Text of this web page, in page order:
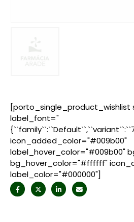
[porto_single_product_wishlist
label_font="
icon_added_color="#009b00"
label_hover_color="#009b00"
bg_hover_color="#ffffff"
label_color="#000000"]